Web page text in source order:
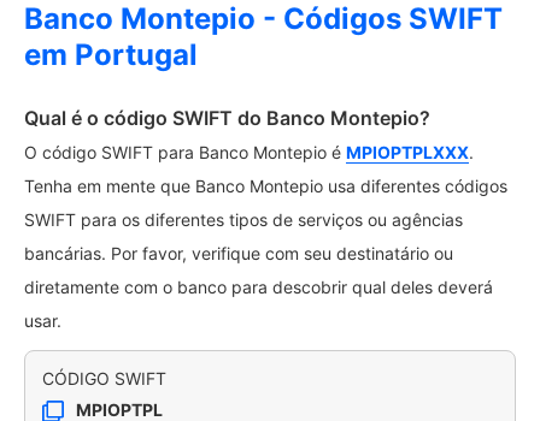
Banco Montepio - Códigos SWIFT
em Portugal
Qual é o código SWIFT do Banco Montepio?
O código SWIFT para Banco Montepio é MPIOPTPLXXX.
Tenha em mente que Banco Montepio usa diferentes códigos
SWIFT para os diferentes tipos de serviços ou agências
bancárias. Por favor, verifique com seu destinatário ou
diretamente com o banco para descobrir qual deles deverá
usar.
CÓDIGO SWIFT
MPIOPTPL